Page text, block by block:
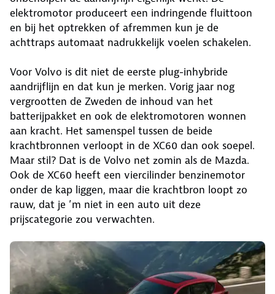
elektromotor produceert een indringende fluittoon
en bij het optrekken of afremmen kun je de
achttraps automaat nadrukkelijk voelen schakelen.
Voor Volvo is dit niet de eerste plug-inhybride
aandrijflijn en dat kun je merken. Vorig jaar nog
vergrootten de Zweden de inhoud van het
batterijpakket en ook de elektromotoren wonnen
aan kracht. Het samenspel tussen de beide
krachtbronnen verloopt in de XC60 dan ook soepel.
Maar stil? Dat is de Volvo net zomin als de Mazda.
Ook de XC60 heeft een viercilinder benzinemotor
onder de kap liggen, maar die krachtbron loopt zo
rauw, dat je ’m niet in een auto uit deze
prijscategorie zou verwachten.